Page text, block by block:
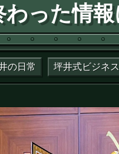
わった情
リー：
の日常 坪井式ビジネ